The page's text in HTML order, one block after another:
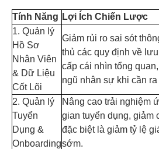
Tính Năng Lợi Ích Chiến Lược
1. Quản lý
Hồ Sơ
Nhân Viên
& Dữ Liệu
Cốt Lõi
Giảm rủi ro sai sót
thủ các quy định về
cấp cái nhìn tổng
ngũ nhân sự khi cần
2. Quản lý
Tuyển
Dụng &
Onboarding
Nâng cao trải nghiệm
gian tuyển dụng, giảm
đặc biệt là giảm tỷ lệ
sớm.